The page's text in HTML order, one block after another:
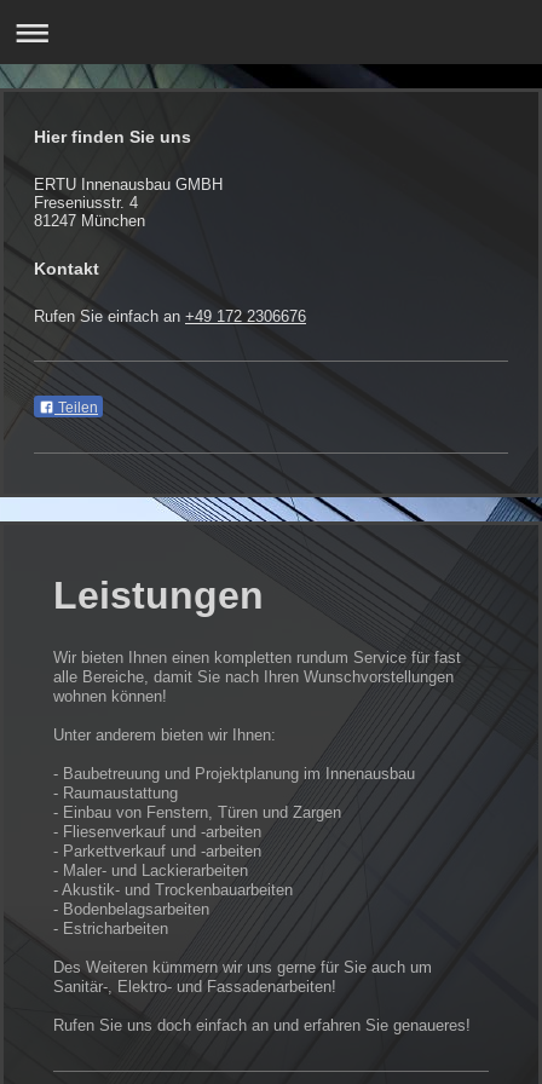
Hier finden Sie uns
ERTU Innenausbau GMBH
Freseniusstr. 4
81247 München
Kontakt
Rufen Sie einfach an +49 172 2306676
Teilen
Leistungen
Wir bieten Ihnen einen kompletten rundum Service für fast
alle Bereiche, damit Sie nach Ihren Wunschvorstellungen
wohnen können!
Unter anderem bieten wir Ihnen:
- Baubetreuung und Projektplanung im Innenausbau
- Raumaustattung
- Einbau von Fenstern, Türen und Zargen
- Fliesenverkauf und -arbeiten
- Parkettverkauf und -arbeiten
- Maler- und Lackierarbeiten
- Akustik- und Trockenbauarbeiten
- Bodenbelagsarbeiten
- Estricharbeiten
Des Weiteren kümmern wir uns gerne für Sie auch um
Sanitär-, Elektro- und Fassadenarbeiten!
Rufen Sie uns doch einfach an und erfahren Sie genaueres!